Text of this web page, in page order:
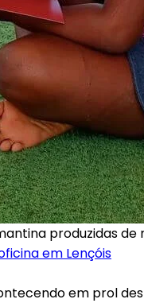
produzidas de
em Lençóis
em prol